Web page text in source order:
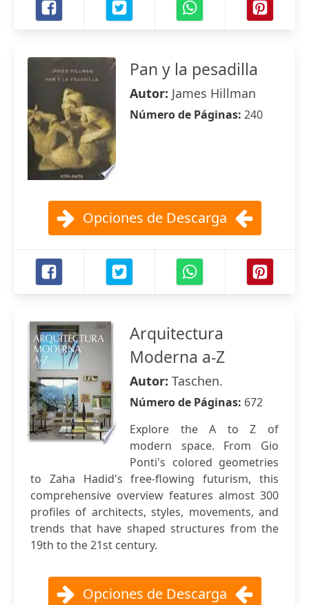
Pan y la pesadilla
Autor: James Hillman
Número de Páginas: 240
Opciones de Descarga
Arquitectura
Moderna a-Z
Autor: Taschen.
Número de Páginas: 672
Explore the A to Z of
modern space. From Gio
Ponti's colored geometries
to Zaha Hadid's free-flowing futurism, this
comprehensive overview features almost 300
profiles of architects, styles, movements, and
trends that have shaped structures from the
19th to the 21st century.
Opciones de Descarga